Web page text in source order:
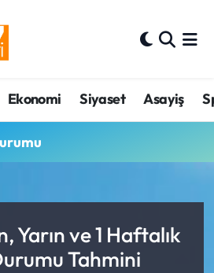
Ekonomi Siyaset Asayiş
Yarın ve 1 Haftalık
Tahmini
Haritası
ve Fikstür